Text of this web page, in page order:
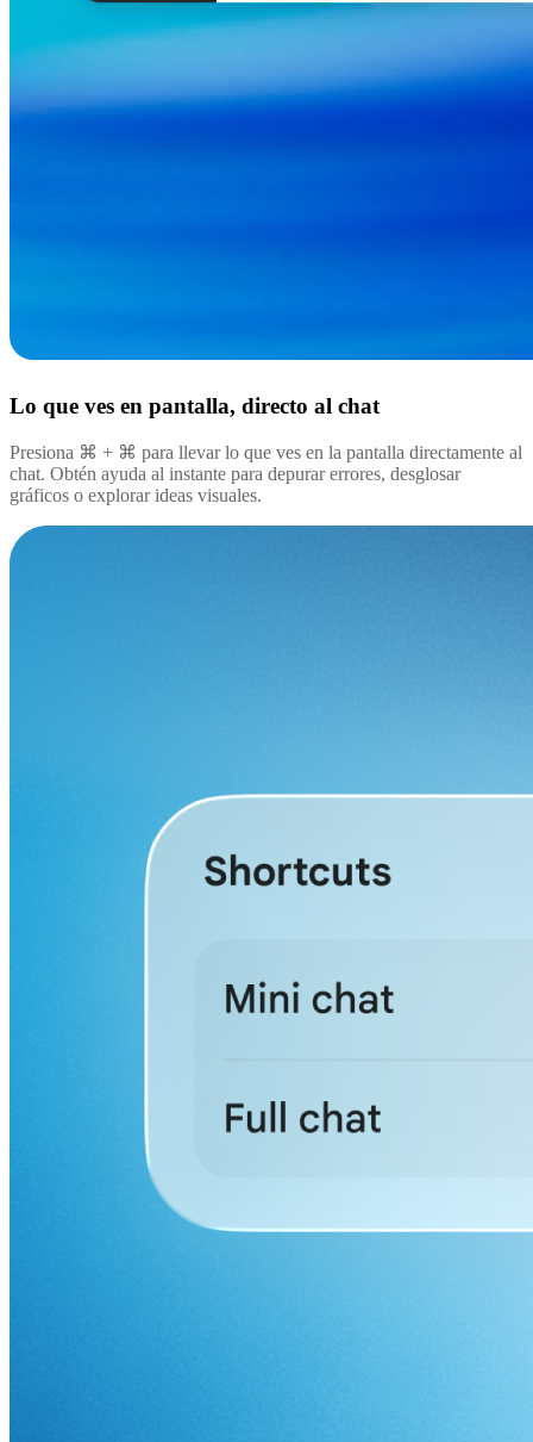
Lo que ves en pantalla, directo al chat
Presiona ⌘ + ⌘ para llevar lo que ves en la pantalla directamente al
chat. Obtén ayuda al instante para depurar errores, desglosar
gráficos o explorar ideas visuales.